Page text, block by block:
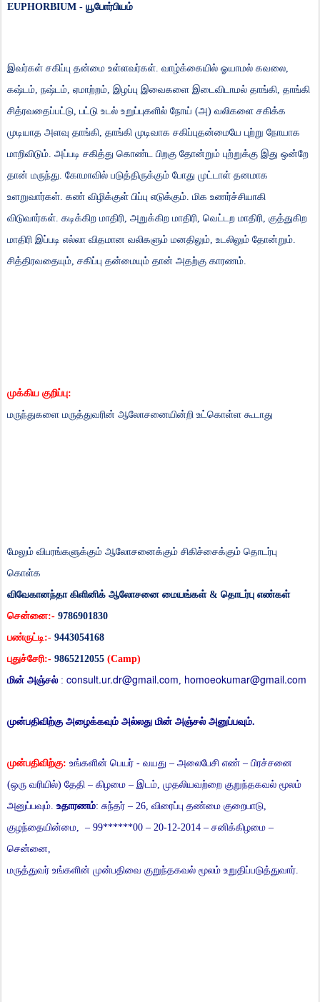
EUPHORBIUM - யூபோர்பியம்
இவர்கள் சகிப்பு தன்மை உள்ளவர்கள் வாழ்க்கையில் ஓயாமல் கவலை
கஷ்டம் நஷ்டம் ஏமாற்றம் இழப்பு இவைகளை இடைவிடாமல் தாங்கி தாங்கி
சித்ரவதைப்பட்டு பட்டு உடல் உறுப்புகளில் நோய் (அ) வலிகளை சகிக்க
முடியாத அளவு தாங்கி தாங்கி முடிவாக சகிப்புதன்மையே புற்று நோயாக
மாறிவிடும் அப்படி சகித்து கொண்ட பிறகு தோன்றும் புற்றுக்கு இது ஒன்றே
தான் மருந்து கோமாவில் படுத்திருக்கும் போது முட்டாள் தனமாக
உளறுவார்கள் கண் விழிக்குள் பிப்பு எடுக்கும் மிக உணர்ச்சியாகி
விடுவார்கள் கடிக்கிற மாதிரி அறுக்கிற மாதிரி வெட்டற மாதிரி குத்துகிற
மாதிரி இப்படி எல்லா விதமான வலிகளும் மனதிலும் உடலிலும் தோன்றும்
சித்திரவதையும் சகிப்பு தன்மையும் தான் அதற்கு காரணம்
முக்கிய குறிப்பு:
மருந்துகளை மருத்துவரின் ஆலோசனையின்றி உட்கொள்ள கூடாது
மேலும் விபரங்களுக்கும் ஆலோசனைக்கும் சிகிச்சைக்கும் தொடர்பு
கொள்க
விவேகானந்தா கிளினிக் ஆலோசனை மையங்கள்& தொடர்பு எண்கள்
சென்னை:- 9786901830
பண்ருட்டி:- 9443054168
புதுச்சேரி:- 9865212055 (Camp)
மின் அஞ்சல் : consult.ur.dr@gmail.com homoeokumar@gmail.com
முன்பதிவிற்கு அழைக்கவும் அல்லது மின் அஞ்சல் அனுப்பவும்.
முன்பதிவிற்கு: உங்களின் பெயர் - வயது – அலைபேசி எண் – பிரச்சனை
(ஒரு வரியில்) தேதி – கிழமை – இடம் முதலியவற்றை குறுந்தகவல் மூலம்
அனுப்பவும் உதாரணம்: சுந்தர் – 26, விரைப்பு தண்மை குறைபாடு
குழந்தையின்மை , – 99******00 – 20-12-2014 – சனிக்கிழமை –
சென்னை
மருத்துவர் உங்களின் முன்பதிவை குறுந்தகவல் மூலம் உறுதிப்படுத்துவார்